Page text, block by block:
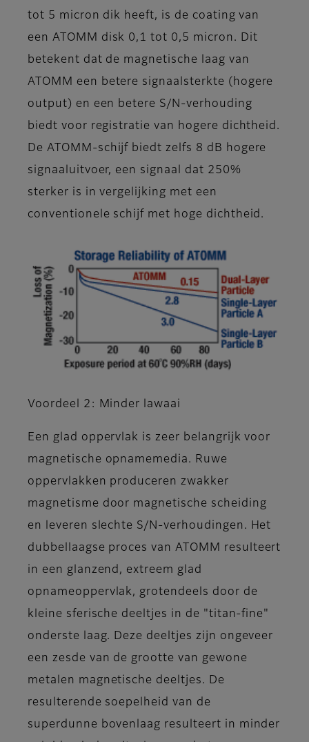
tot 5 micron dik heeft, is de coating van
een ATOMM disk 0,1 tot 0,5 micron. Dit
betekent dat de magnetische laag van
ATOMM een betere signaalsterkte (hogere
output) en een betere S/N-verhouding
biedt voor registratie van hogere dichtheid.
De ATOMM-schijf biedt zelfs 8 dB hogere
signaaluitvoer, een signaal dat 250%
sterker is in vergelijking met een
conventionele schijf met hoge dichtheid.
Voordeel 2: Minder lawaai
Een glad oppervlak is zeer belangrijk voor
magnetische opnamemedia. Ruwe
oppervlakken produceren zwakker
magnetisme door magnetische scheiding
en leveren slechte S/N-verhoudingen. Het
dubbellaagse proces van ATOMM resulteert
in een glanzend, extreem glad
opnameoppervlak, grotendeels door de
kleine sferische deeltjes in de "titan-fine"
onderste laag. Deze deeltjes zijn ongeveer
een zesde van de grootte van gewone
metalen magnetische deeltjes. De
resulterende soepelheid van de
superdunne bovenlaag resulteert in minder